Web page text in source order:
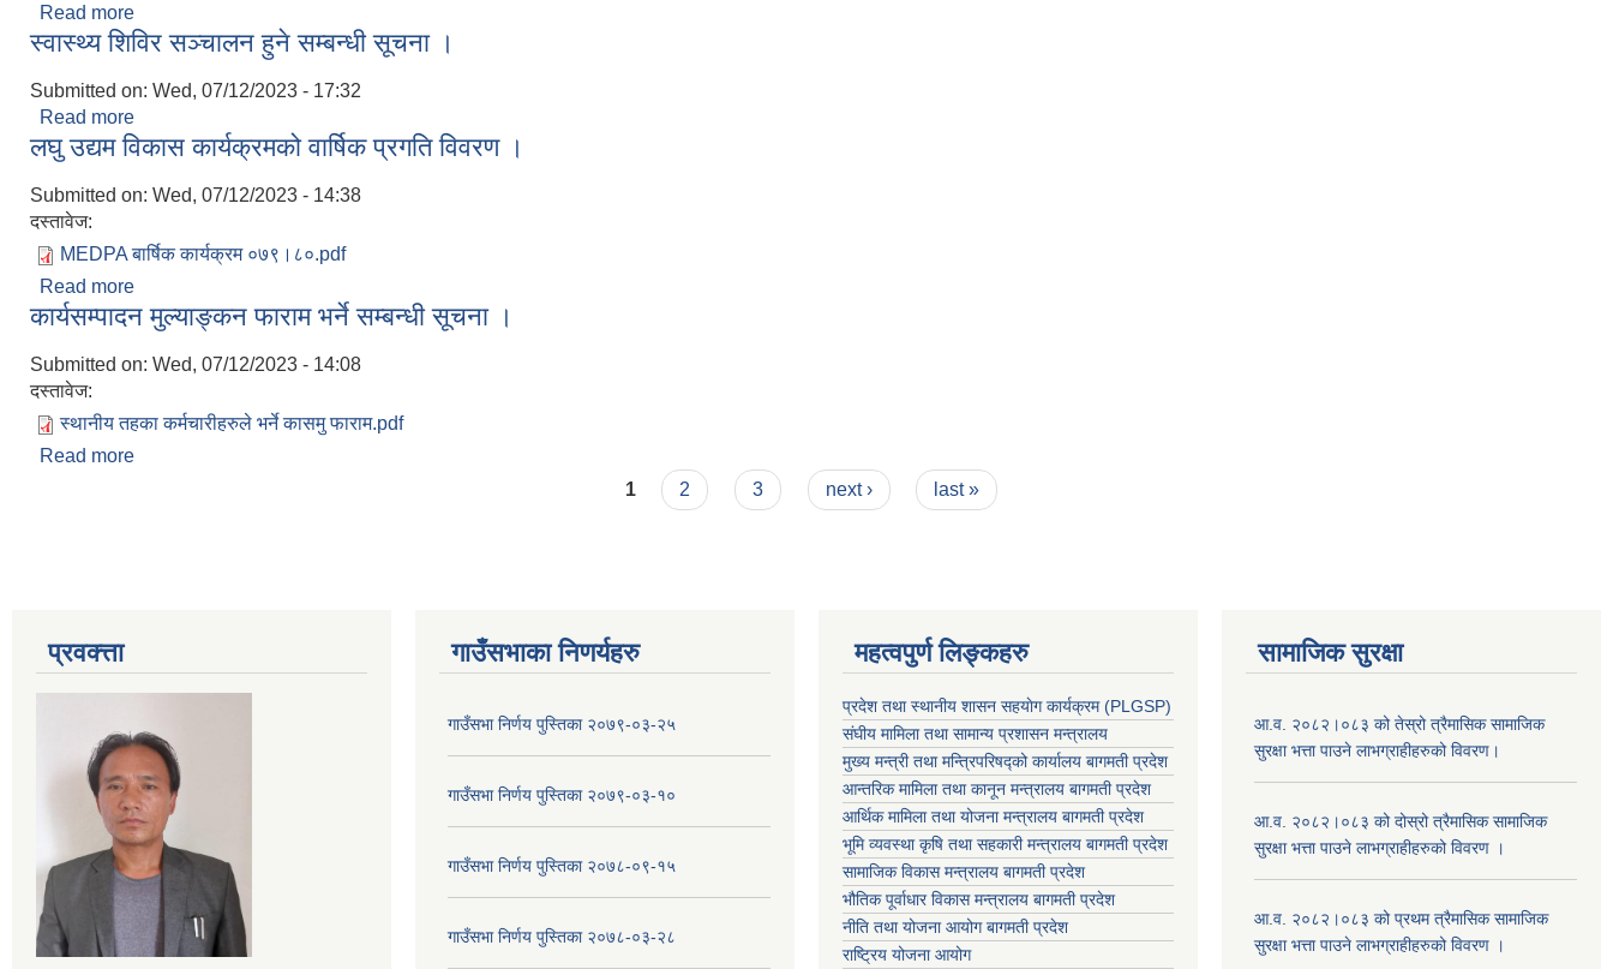
Read more
स्वास्थ्य शिविर सञ्चालन हुने सम्बन्धी सूचना ।
Submitted on: Wed, 07/12/2023 - 17:32
Read more
लघु उद्यम विकास कार्यक्रमको वार्षिक प्रगति विवरण ।
Submitted on: Wed, 07/12/2023 - 14:38
दस्तावेज:
MEDPA बार्षिक कार्यक्रम ०७९।८०.pdf
Read more
कार्यसम्पादन मुल्याङ्कन फाराम भर्ने सम्बन्धी सूचना ।
Submitted on: Wed, 07/12/2023 - 14:08
दस्तावेज:
स्थानीय तहका कर्मचारीहरुले भर्ने कासमु फाराम.pdf
Read more
1 2 3 next › last »
प्रवक्त्ता गाउँसभाका निणर्यहरु
गाउँसभा निर्णय पुस्तिका २०७९-०३-२५
गाउँसभा निर्णय पुस्तिका २०७९-०३-१०
गाउँसभा निर्णय पुस्तिका २०७८-०९-१५
गाउँसभा निर्णय पुस्तिका २०७८-०३-२८
महत्वपुर्ण लिङ्कहरु
प्रदेश तथा स्थानीय शासन सहयाेग कार्यक्रम (PLGSP)
संघीय मामिला तथा सामान्य प्रशासन मन्त्रालय
मुख्य मन्त्री तथा मन्त्रिपरिषद्को कार्यालय बागमती प्रदेश
आन्तरिक मामिला तथा कानून मन्त्रालय बागमती प्रदेश
आर्थिक मामिला तथा योजना मन्त्रालय बागमती प्रदेश
भूमि व्यवस्था कृषि तथा सहकारी मन्त्रालय बागमती प्रदेश
सामाजिक विकास मन्त्रालय बागमती प्रदेश
भौतिक पूर्वाधार विकास मन्त्रालय बागमती प्रदेश
नीति तथा योजना आयोग बागमती प्रदेश
राष्ट्रिय योजना आयोग
सामाजिक सुरक्षा
आ.व. २०८२।०८३ को तेस्रो त्रैमासिक सामाजिक
सुरक्षा भत्ता पाउने लाभग्राहीहरुको विवरण।
आ.व. २०८२।०८३ को दोस्रो त्रैमासिक सामाजिक
सुरक्षा भत्ता पाउने लाभग्राहीहरुको विवरण ।
आ.व. २०८२।०८३ को प्रथम त्रैमासिक सामाजिक
सुरक्षा भत्ता पाउने लाभग्राहीहरुको विवरण ।